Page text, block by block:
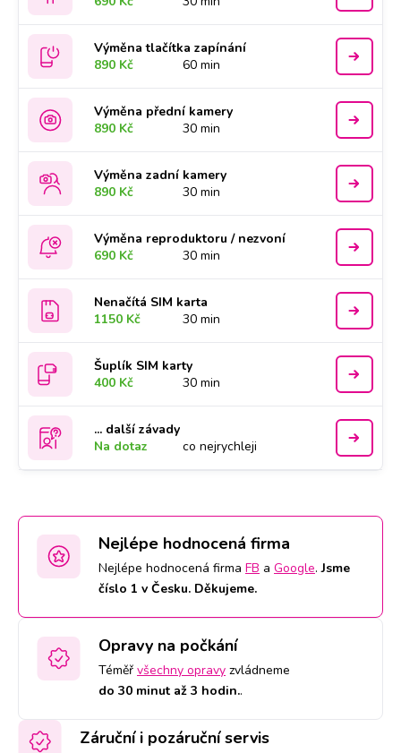
Výměna tlačítka zapínání
890 Kč
60 min
Výměna přední kamery
890 Kč
30 min
Výměna zadní kamery
890 Kč
30 min
Výměna reproduktoru / nezvoní
690 Kč
30 min
Nenačítá SIM karta
1150 Kč
30 min
Šuplík SIM karty
400 Kč
30 min
... další závady
Na dotaz
co nejrychleji
Nejlépe hodnocená firma
Nejlépe hodnocená firma FB a Google.Jsme
číslo 1 v Česku. Děkujeme.
Opravy na počkání
Téměř všechny opravy zvládneme
do 30 minut až 3 hodin..
Záruční i pozáruční servis